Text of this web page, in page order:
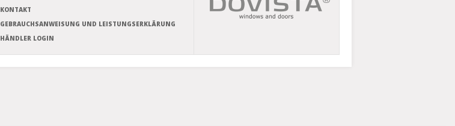
KONTAKT
GEBRAUCHSANWEISUNG UND LEISTUNGSERKLÄRUNG
HÄNDLER LOGIN